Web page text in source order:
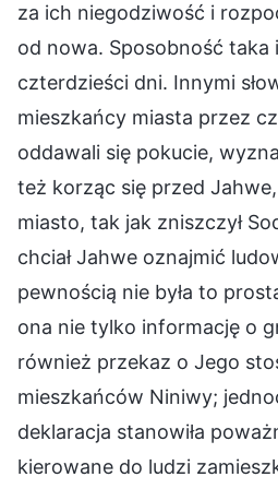
za ich niegodziwość i
od nowa. Sposobność taka
czterdzieści dni. Innymi
mieszkańcy miasta przez
oddawali się pokucie,
też korząc się przed
miasto, tak jak zniszczył
chciał Jahwe oznajmić
pewnością nie była to
ona nie tylko informację o
również przekaz o Jego
mieszkańców Niniwy;
deklaracja stanowiła
kierowane do ludzi